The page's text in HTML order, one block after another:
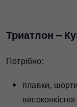
Триатлон –
Потрібно:
плавки,